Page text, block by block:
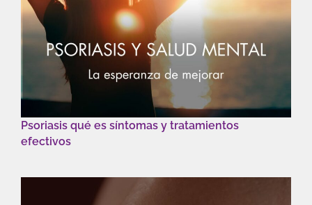
Psoriasis qué es síntomas y tratamientos
efectivos